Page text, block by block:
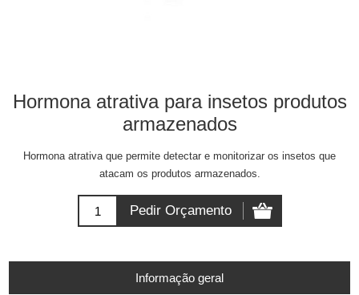
Hormona atrativa para insetos produtos
armazenados
Hormona atrativa que permite detectar e monitorizar os insetos que
atacam os produtos armazenados.
Informação geral